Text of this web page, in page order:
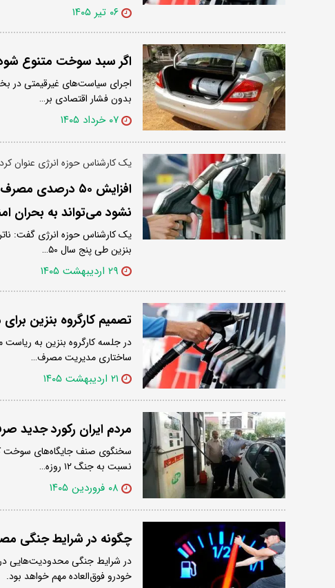
۰۶ تیر ۱۴۰۵
اگر سبد سوخت متنوع شود
اجرای سیاست‌های غیرقیمتی در
بدون فشار اقتصادی بر…
۰۷ خرداد ۱۴۰۵
یک کارشناس حوزه انرژی عنوان کرد
نشود می‌تواند به بحران
یک کارشناس حوزه انرژی گفت:
بنزین طی پنج سال ۵۰…
۲۹ اردیبهشت ۱۴۰۵
تصمیم کارگروه بنزین
در جلسه کارگروه بنزین به
ساختاری مدیریت مصرف…
۲۱ اردیبهشت ۱۴۰۵
مردم ایران رکورد جدید
سخنگوی صنف جایگاه‌های سوخت
نسبت به جنگ ۱۲ روزه…
۰۸ فروردین ۱۴۰۵
چگونه در شرایط جنگی
در شرایط جنگی محدودیت‌هایی
خودرو فوق‌العاده مهم خواهد بود.